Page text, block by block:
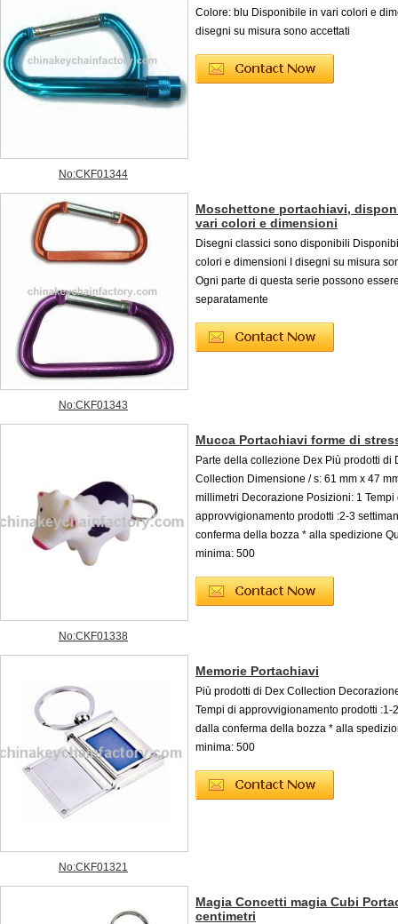
No:CKF01344
Colore: blu Disponibile in vari colori e
disegni su misura sono accettati
No:CKF01343
Moschettone portachiavi,
vari colori e dimensioni
Disegni classici sono disponibili
colori e dimensioni I disegni su misura
Ogni parte di questa serie possono
separatamente
No:CKF01338
Mucca Portachiavi forme di
Parte della collezione Dex Più prodotti di
Collection Dimensione / s: 61 mm x 47
millimetri Decorazione Posizioni: 1 Tempi
approvvigionamento prodotti :2-3
conferma della bozza * alla spedizione
minima: 500
No:CKF01321
Memorie Portachiavi
Più prodotti di Dex Collection
Tempi di approvvigionamento prodotti :1-
dalla conferma della bozza * alla
minima: 500
Magia Concetti magia Cubi
centimetri